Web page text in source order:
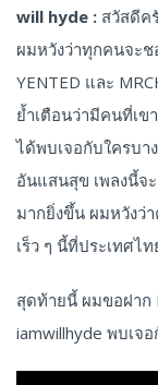
will hyde : สวัสดีค
ผมหวังว่าทุกคนจะช
YENTED และ
ย้ำเตือนว่ามีคนที่เ
ได้พบเจอกับใครบา
อันแสนสุข เพลงนี้จ
มากยิ่งขึ้น ผมหวังว่
เร็ว ๆ นี้ที่ประเทศไท
สุดท้ายนี้ ผมขอฝาก
iamwillhyde พบเจ